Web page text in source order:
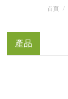
首頁
產品